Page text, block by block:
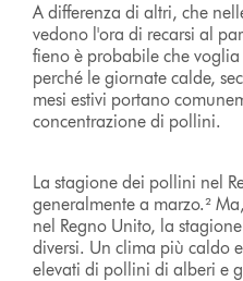
A differenza di altri, che
vedono l'ora di recarsi al
fieno è probabile che
perché le giornate calde,
mesi estivi portano
concentrazione di pollini.
La stagione dei pollini nel
generalmente a marzo.²
nel Regno Unito, la
diversi. Un clima più caldo
elevati di pollini di alberi e